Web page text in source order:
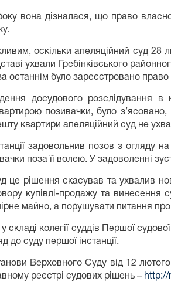
вона дізналася, що право
оскільки апеляційний суд
ухвали Гребінківського
за останнім було зареєстровано
досудового
позивачки, було
квартири апеляційний суд не
задовольнив позов з огляду
поза її волею. У задоволенні
це рішення скасував та ухвалив
купівлі-продажу та
майно, а порушувати питання
складі колегії суддів Першої
до суду першої інстанції.
Верховного Суду від 12
реєстрі судових рішень – http://